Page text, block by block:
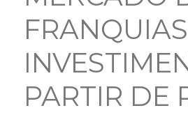
PARTIR DE